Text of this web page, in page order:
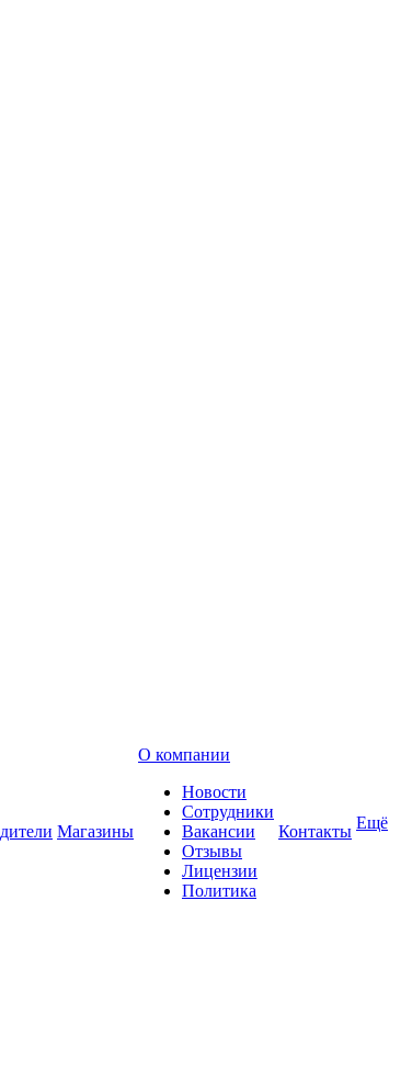
Магазины
О компании
Новости
Сотрудники
Вакансии
Отзывы
Лицензии
Политика
Контакты Ещё